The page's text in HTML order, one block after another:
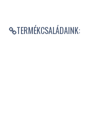
TERMÉKCSALÁDAINK: